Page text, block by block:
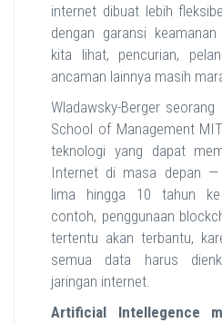
internet dibuat lebih
dengan garansi
kita lihat, pencurian,
ancaman lainnya masih
Wladawsky-Berger
School of Management
teknologi yang dapat
Internet di masa depan —
lima hingga 10 tahun
contoh, penggunaan
tertentu akan terbantu,
semua data harus
jaringan internet.
Artificial Intellegence